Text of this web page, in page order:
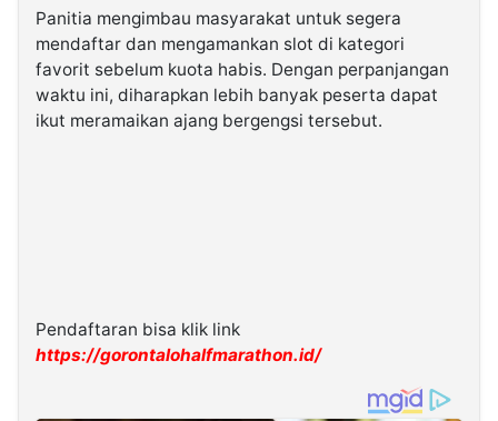
Panitia mengimbau masyarakat untuk segera
mendaftar dan mengamankan slot di kategori
favorit sebelum kuota habis. Dengan perpanjangan
waktu ini, diharapkan lebih banyak peserta dapat
ikut meramaikan ajang bergengsi tersebut.
Pendaftaran bisa klik link
https://gorontalohalfmarathon.id/